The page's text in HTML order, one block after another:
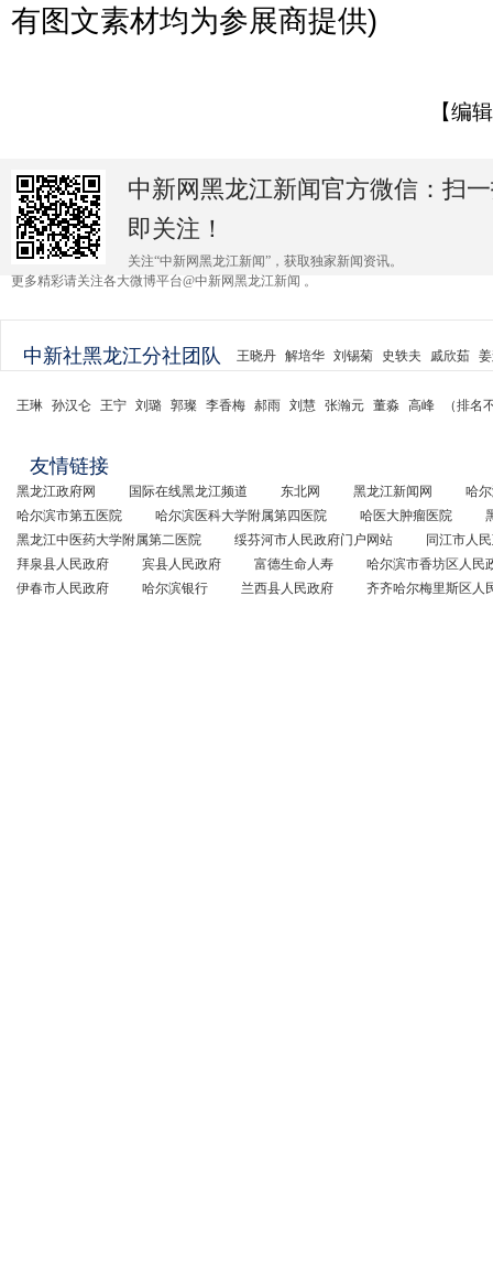
有图文素材均为参展商提供)
【编
中新网黑龙江新闻官方微信：扫
即关注！
关注“中新网黑龙江新闻”，获取独家新闻资讯。
更多精彩请关注各大微博平台@中新网黑龙江新闻 。
中新社黑龙江分社团队 王晓丹 解培华 刘锡菊 史轶夫 戚欣茹
王琳 孙汉仑 王宁 刘璐 郭璨 李香梅 郝雨 刘慧 张瀚元 董淼 高峰 （排名
友情链接
黑龙江政府网 国际在线黑龙江频道 东北网 黑龙江新闻网
哈
哈尔滨市第五医院
哈尔滨医科大学附属第四医院 哈医大肿瘤医院
黑龙江中医药大学附属第二医院
绥芬河市人民政府门户网站
同江市人
拜泉县人民政府
宾县人民政府 富德生命人寿
哈尔滨市香坊区人民
伊春市人民政府
哈尔滨银行 兰西县人民政府 齐齐哈尔梅里斯区人